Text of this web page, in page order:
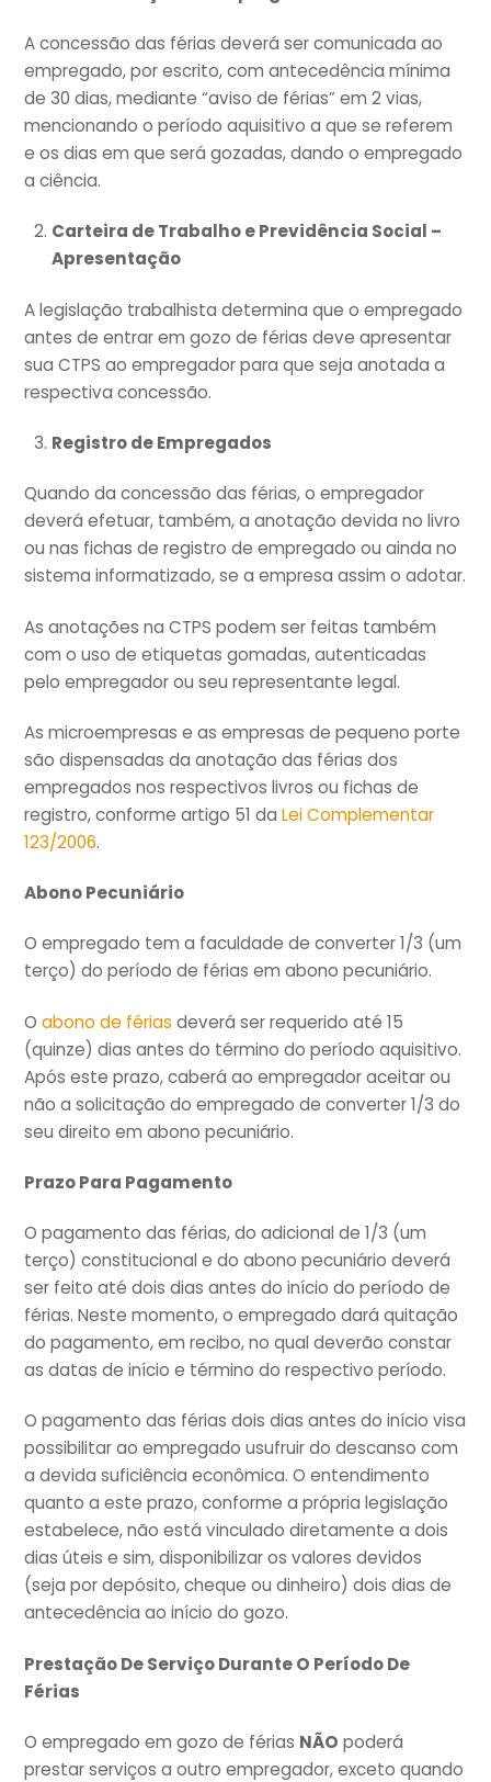
A concessão das férias deverá ser comunicada ao
empregado, por escrito, com antecedência mínima
de 30 dias, mediante “aviso de férias” em 2 vias,
mencionando o período aquisitivo a que se referem
e os dias em que será gozadas, dando o empregado
a ciência.
Carteira de Trabalho e Previdência Social –
Apresentação
A legislação trabalhista determina que o empregado
antes de entrar em gozo de férias deve apresentar
sua CTPS ao empregador para que seja anotada a
respectiva concessão.
Registro de Empregados
Quando da concessão das férias, o empregador
deverá efetuar, também, a anotação devida no livro
ou nas fichas de registro de empregado ou ainda no
sistema informatizado, se a empresa assim o adotar.
As anotações na CTPS podem ser feitas também
com o uso de etiquetas gomadas, autenticadas
pelo empregador ou seu representante legal.
As microempresas e as empresas de pequeno porte
são dispensadas da anotação das férias dos
empregados nos respectivos livros ou fichas de
registro, conforme artigo 51 daLei Complementar
123/2006.
Abono Pecuniário
O empregado tem a faculdade de converter 1/3 (um
terço) do período de férias em abono pecuniário.
Oabono de férias deverá ser requerido até 15
(quinze) dias antes do término do período aquisitivo.
Após este prazo, caberá ao empregador aceitar ou
não a solicitação do empregado de converter 1/3 do
seu direito em abono pecuniário.
Prazo Para Pagamento
O pagamento das férias, do adicional de 1/3 (um
terço) constitucional e do abono pecuniário deverá
ser feito até dois dias antes do início do período de
férias. Neste momento, o empregado dará quitação
do pagamento, em recibo, no qual deverão constar
as datas de início e término do respectivo período.
O pagamento das férias dois dias antes do início visa
possibilitar ao empregado usufruir do descanso com
a devida suficiência econômica. O entendimento
quanto a este prazo, conforme a própria legislação
estabelece, não está vinculado diretamente a dois
dias úteis e sim, disponibilizar os valores devidos
(seja por depósito, cheque ou dinheiro) dois dias de
antecedência ao início do gozo.
Prestação De Serviço Durante O Período De
Férias
O empregado em gozo de férias NÃO poderá
prestar serviços a outro empregador, exceto quando